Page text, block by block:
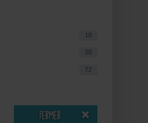
10
20
72
Fermer